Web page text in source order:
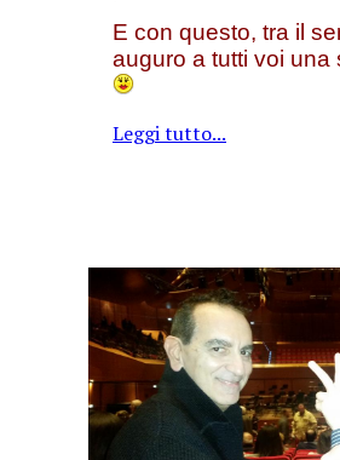
E con questo, tra il
auguro a tutti voi una
Leggi tutto...